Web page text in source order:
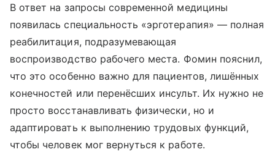
В ответ на запросы современной медицины
появилась специальность «эрготерапия» — полная
реабилитация, подразумевающая
воспроизводство рабочего места. Фомин пояснил,
что это особенно важно для пациентов, лишённых
конечностей или перенёсших инсульт. Их нужно не
просто восстанавливать физически, но и
адаптировать к выполнению трудовых функций,
чтобы человек мог вернуться к работе.